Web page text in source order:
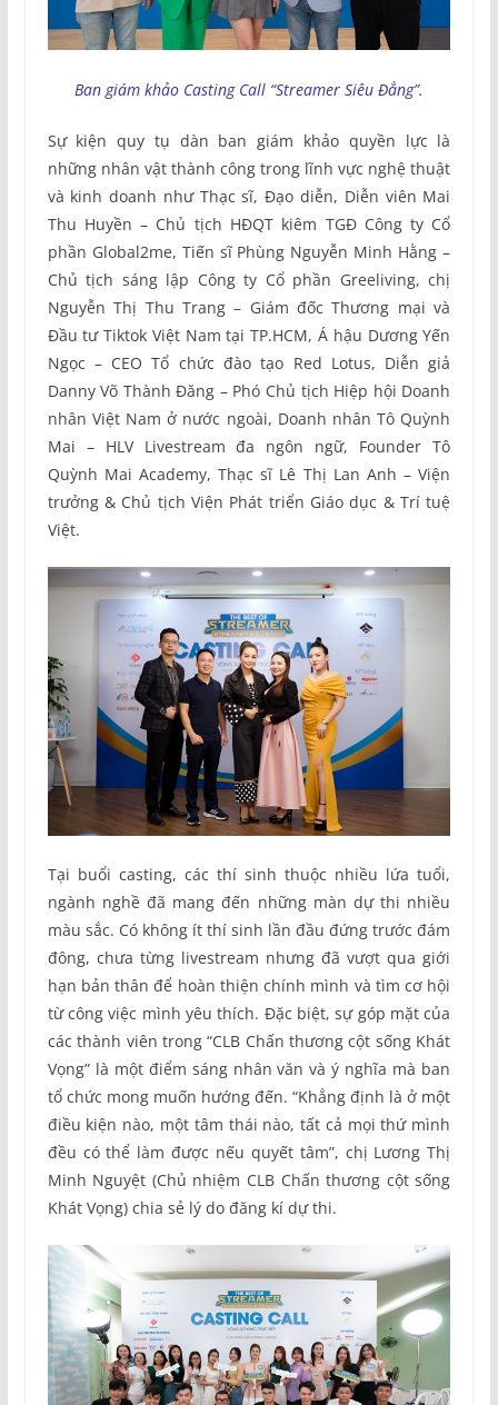
Ban giám khảo Casting Call “Streamer Siêu Đẳng”.
Sự kiện quy tụ dàn ban giám khảo quyền lực là
những nhân vật thành công trong lĩnh vực nghệ thuật
và kinh doanh như Thạc sĩ, Đạo diễn, Diễn viên Mai
Thu Huyền – Chủ tịch HĐQT kiêm TGĐ Công ty Cổ
phần Global2me, Tiến sĩ Phùng Nguyễn Minh Hằng –
Chủ tịch sáng lập Công ty Cổ phần Greeliving, chị
Nguyễn Thị Thu Trang – Giám đốc Thương mại và
Đầu tư Tiktok Việt Nam tại TP.HCM, Á hậu Dương Yến
Ngọc – CEO Tổ chức đào tạo Red Lotus, Diễn giả
Danny Võ Thành Đăng – Phó Chủ tịch Hiệp hội Doanh
nhân Việt Nam ở nước ngoài, Doanh nhân Tô Quỳnh
Mai – HLV Livestream đa ngôn ngữ, Founder Tô
Quỳnh Mai Academy, Thạc sĩ Lê Thị Lan Anh – Viện
trưởng & Chủ tịch Viện Phát triển Giáo dục & Trí tuệ
Việt.
Tại buổi casting, các thí sinh thuộc nhiều lứa tuổi,
ngành nghề đã mang đến những màn dự thi nhiều
màu sắc. Có không ít thí sinh lần đầu đứng trước đám
đông, chưa từng livestream nhưng đã vượt qua giới
hạn bản thân để hoàn thiện chính mình và tìm cơ hội
từ công việc mình yêu thích. Đặc biệt, sự góp mặt của
các thành viên trong “CLB Chấn thương cột sống Khát
Vọng” là một điểm sáng nhân văn và ý nghĩa mà ban
tổ chức mong muốn hướng đến. “Khẳng định là ở một
điều kiện nào, một tâm thái nào, tất cả mọi thứ mình
đều có thể làm được nếu quyết tâm”, chị Lương Thị
Minh Nguyệt (Chủ nhiệm CLB Chấn thương cột sống
Khát Vọng) chia sẻ lý do đăng kí dự thi.